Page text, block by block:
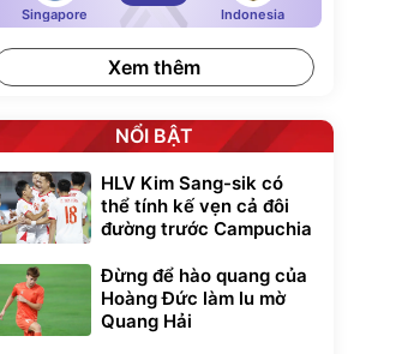
Singapore Indonesia
Xem thêm
NỔI BẬT
HLV Kim Sang-sik có
thể tính kế vẹn cả đôi
đường trước Campuchia
Đừng để hào quang của
Hoàng Đức làm lu mờ
Quang Hải